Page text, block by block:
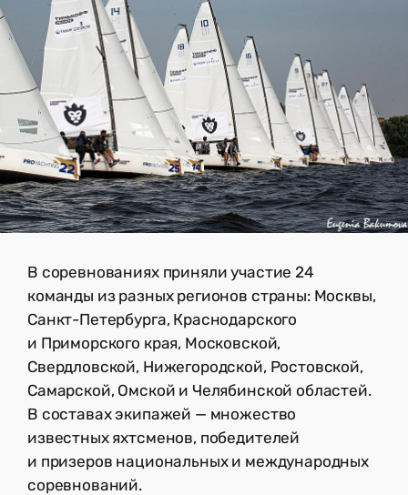
В соревнованиях приняли участие 24
команды из разных регионов страны: Москвы,
Санкт-Петербурга, Краснодарского
и Приморского края, Московской,
Свердловской, Нижегородской, Ростовской,
Самарской, Омской и Челябинской областей.
В составах экипажей — множество
известных яхтсменов, победителей
и призеров национальных и международных
соревнований.